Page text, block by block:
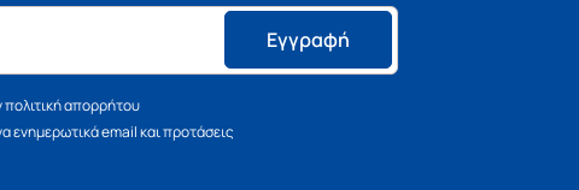
Εγγραφή
απορρήτου
email και προτάσεις